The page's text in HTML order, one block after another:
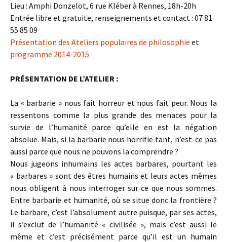
Lieu : Amphi Donzelot, 6 rue Kléber à Rennes, 18h-20h
Entrée libre et gratuite, renseignements et contact : 07 81
55 85 09
Présentation des Ateliers populaires de philosophie et
programme 2014-2015
PRÉSENTATION DE L’ATELIER :
La « barbarie » nous fait horreur et nous fait peur. Nous la
ressentons comme la plus grande des menaces pour la
survie de l’humanité parce qu’elle en est la négation
absolue. Mais, si la barbarie nous horrifie tant, n’est-ce pas
aussi parce que nous ne pouvons la comprendre ?
Nous jugeons inhumains les actes barbares, pourtant les
« barbares » sont des êtres humains et leurs actes mêmes
nous obligent à nous interroger sur ce que nous sommes.
Entre barbarie et humanité, où se situe donc la frontière ?
Le barbare, c’est l’absolument autre puisque, par ses actes,
il s’exclut de l’humanité « civilisée », mais c’est aussi le
même et c’est précisément parce qu’il est un humain